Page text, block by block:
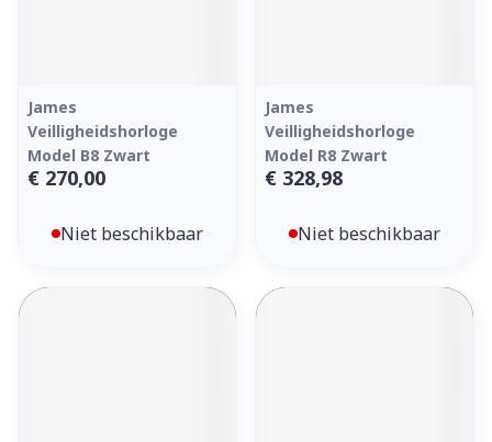
James
Veilligheidshorloge
Model B8 Zwart
€ 270,00
Niet beschikbaar
James
Veilligheidshorloge
Model R8 Zwart
€ 328,98
Niet beschikbaar